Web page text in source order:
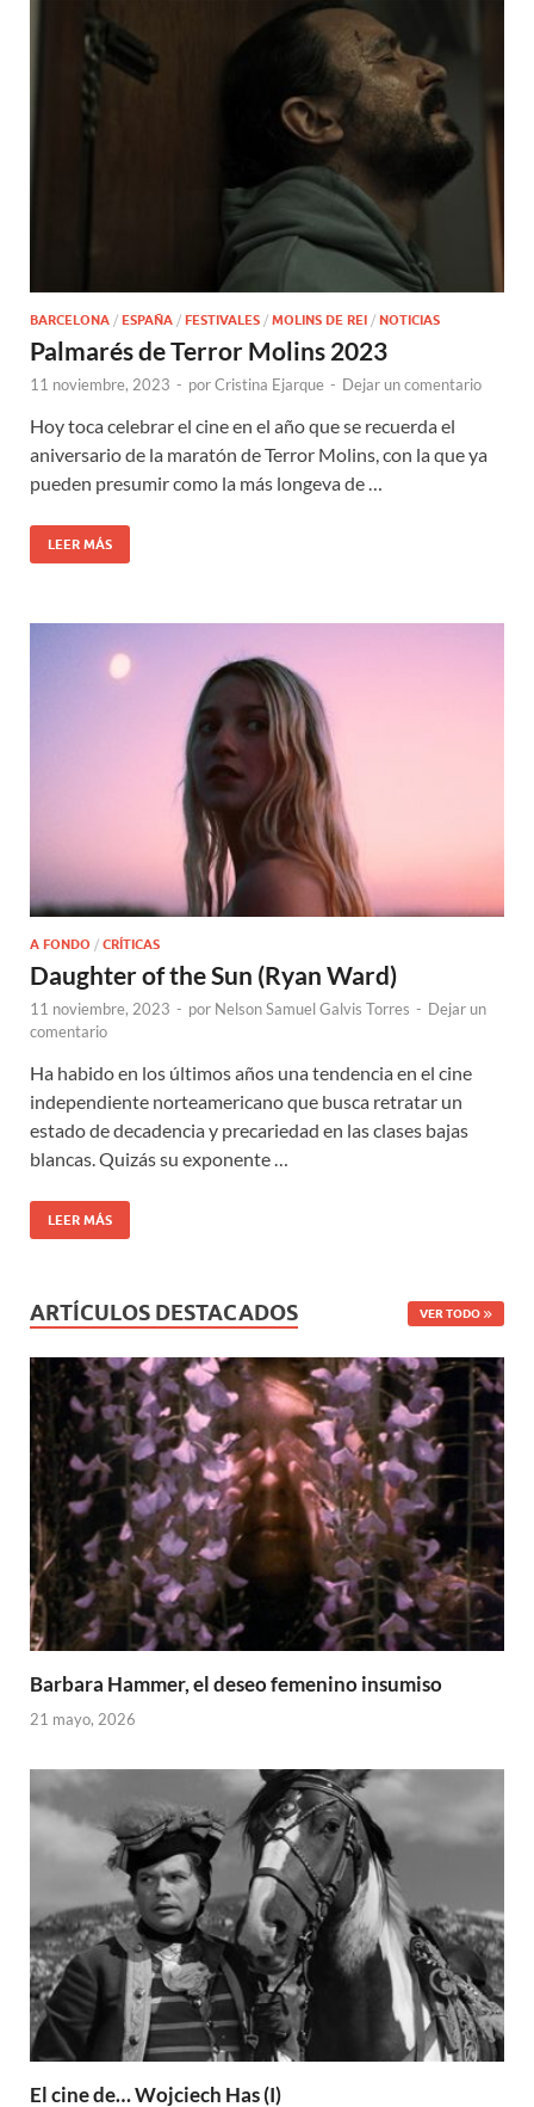
BARCELONA / ESPAÑA / FESTIVALES / MOLINS DE REI / NOTICIAS
Palmarés de Terror Molins 2023
11 noviembre, 2023 - porCristina Ejarque - Dejar un comentario
Hoy toca celebrar el cine en el año que se recuerda el
aniversario de la maratón de Terror Molins, con la que ya
pueden presumir como la más longeva de …
LEER MÁS
A FONDO / CRÍTICAS
Daughter of the Sun (Ryan Ward)
11 noviembre, 2023 - por Nelson Samuel Galvis Torres - Dejar un
comentario
Ha habido en los últimos años una tendencia en el cine
independiente norteamericano que busca retratar un
estado de decadencia y precariedad en las clases bajas
blancas. Quizás su exponente …
LEER MÁS
ARTÍCULOS DESTACADOS VER TODO
Barbara Hammer, el deseo femenino insumiso
21 mayo, 2026
El cine de… Wojciech Has (I)